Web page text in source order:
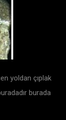
yoldan çıplak
burada